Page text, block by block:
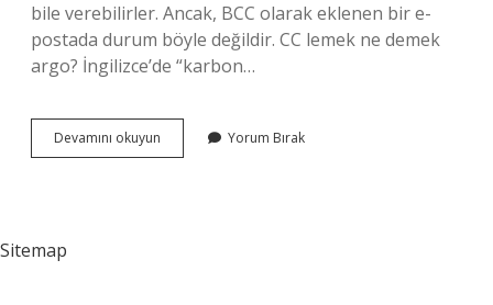
bile verebilirler. Ancak, BCC olarak eklenen bir e-
postada durum böyle değildir. CC lemek ne demek
argo? İngilizce’de “karbon…
Devamını okuyun
Nedir
Yorum Bırak
Sitemap